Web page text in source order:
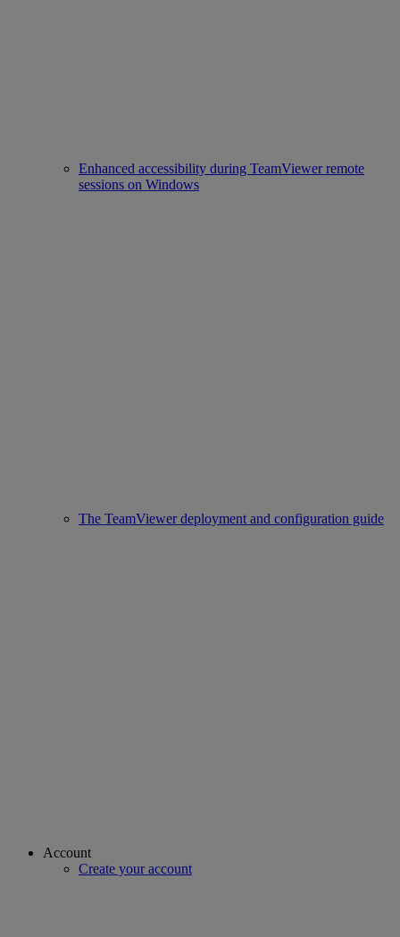
Enhanced accessibility during TeamViewer remote
sessions on Windows
The TeamViewer deployment and configuration guide
Account
Create your account